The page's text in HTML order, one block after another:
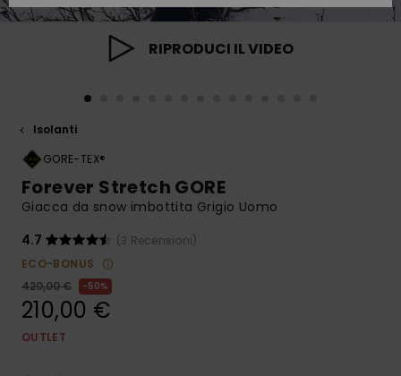
la risposta
più rapida
alla tua
domanda.
più frequenti
e accedi al
modulo di
contatto.
RIPRODUCI IL VIDEO
Isolanti
GORE-TEX®
Forever Stretch GORE
Giacca da snow imbottita Grigio Uomo
4.7
(3 Recensioni)
ECO-BONUS
420,00 €
50%
210,00 €
OUTLET